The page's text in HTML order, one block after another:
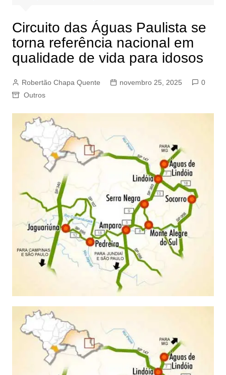
Circuito das Águas Paulista se
torna referência nacional em
qualidade de vida para idosos
Robertão Chapa Quente novembro 25, 2025
0
Outros